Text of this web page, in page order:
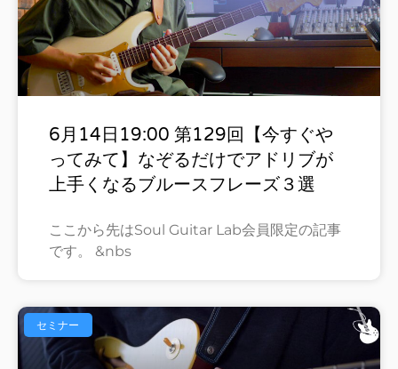
6月14日19:00 第129回【今すぐや
ってみて】なぞるだけでアドリブが
上手くなるブルースフレーズ３選
ここから先はSoul Guitar Lab会員限定の記事
です。 &nbs
セミナー